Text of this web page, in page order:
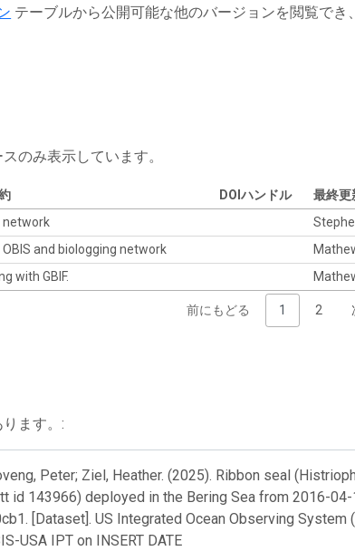
テーブルから公開可能な他のバージョンを閲覧でき
のみ表示しています。
DOIハンドル
最終更
network
and biologging network
with GBIF.
前にもどる 1 2
ます。:
Peter; Ziel, Heather. (2025). Ribbon seal
id 143966) deployed in the Bering Sea from 2016-
[Dataset]. US Integrated Ocean Observing System
USA IPT on INSERT DATE